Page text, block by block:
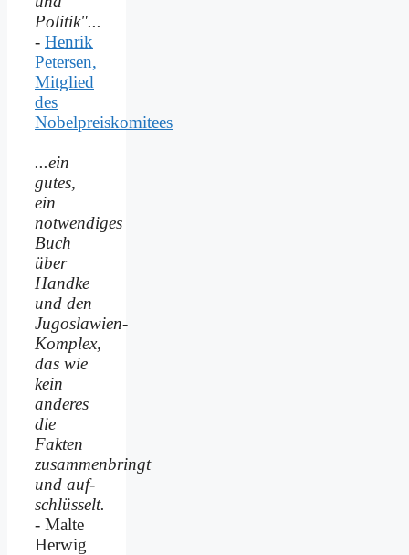
Politik"...
- Henrik
Petersen,
Mitglied
des
Nobelpreiskomitees
...ein
gutes,
ein
notwendiges
Buch
über
Handke
und den
Jugoslawien-
Komplex,
das wie
kein
anderes
die
Fakten
zusammenbringt
und auf­
schlüsselt.
- Malte
Herwig